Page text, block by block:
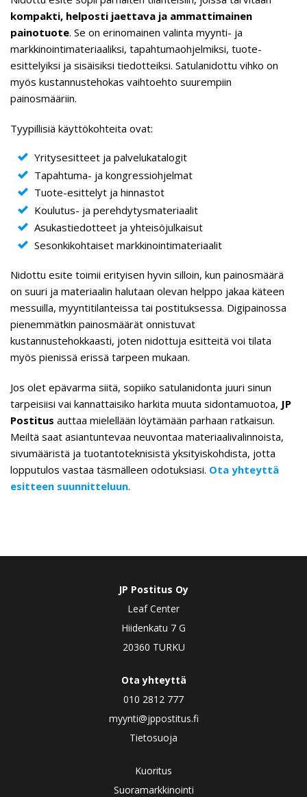
kompakti, helposti jaettava ja ammattimainen
painotuote. Se on erinomainen valinta myynti- ja
markkinointimateriaaliksi, tapahtumaohjelmiksi, tuote-
esittelyiksi ja sisäisiksi tiedotteiksi. Satulanidottu vihko on
myös kustannustehokas vaihtoehto suurempiin
painosmääriin.
Tyypillisiä käyttökohteita ovat:
Yritysesitteet ja palvelukatalogit
Tapahtuma- ja kongressiohjelmat
Tuote-esittelyt ja hinnastot
Koulutus- ja perehdytysmateriaalit
Asukastiedotteet ja yhteisöjulkaisut
Sesonkikohtaiset markkinointimateriaalit
Nidottu esite toimii erityisen hyvin silloin, kun painosmäärä
on suuri ja materiaalin halutaan olevan helppo jakaa käteen
messuilla, myyntitilanteissa tai postituksessa. Digipainossa
pienemmätkin painosmäärät onnistuvat
kustannustehokkaasti, joten nidottuja esitteitä voi tilata
myös pienissä erissä tarpeen mukaan.
Jos olet epävarma siitä, sopiiko satulanidonta juuri sinun
tarpeisiisi vai kannattaisiko harkita muuta sidontamuotoa, JP
Postitus auttaa mielellään löytämään parhaan ratkaisun.
Meiltä saat asiantuntevaa neuvontaa materiaalivalinnoista,
sivumääristä ja tuotantoteknisistä yksityiskohdista, jotta
lopputulos vastaa täsmälleen odotuksiasi. Ota yhteyttä
esitteen suunnitteluun.
JP Postitus Oy
Leaf Center
Hiidenkatu 7 G
20360 TURKU
Ota yhteyttä
010 2812 777
myynti@jppostitus.fi
Tietosuoja
Kuoritus
Suoramarkkinointi